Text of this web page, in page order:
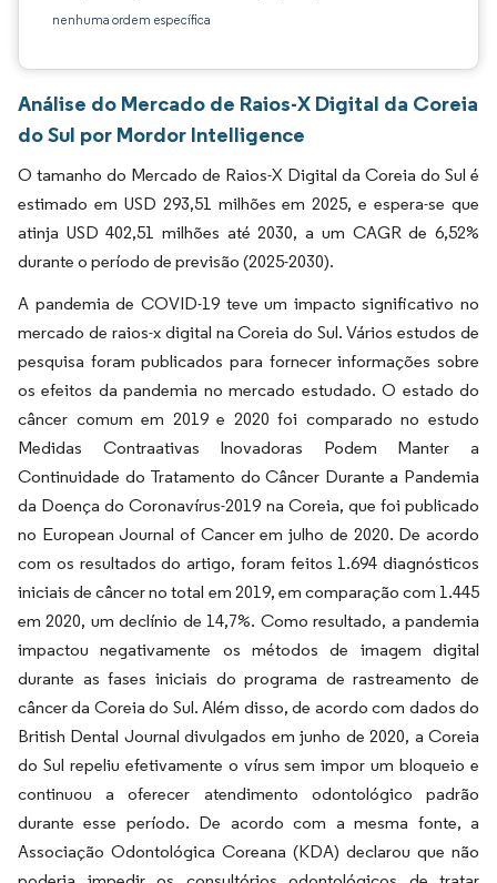
nenhuma ordem específica
Análise do Mercado de Raios-X Digital da Coreia
do Sul por Mordor Intelligence
O tamanho do Mercado de Raios-X Digital da Coreia do Sul é
estimado em USD 293,51 milhões em 2025, e espera-se que
atinja USD 402,51 milhões até 2030, a um CAGR de 6,52%
durante o período de previsão (2025-2030).
A pandemia de COVID-19 teve um impacto significativo no
mercado de raios-x digital na Coreia do Sul. Vários estudos de
pesquisa foram publicados para fornecer informações sobre
os efeitos da pandemia no mercado estudado. O estado do
câncer comum em 2019 e 2020 foi comparado no estudo
Medidas Contraativas Inovadoras Podem Manter a
Continuidade do Tratamento do Câncer Durante a Pandemia
da Doença do Coronavírus-2019 na Coreia, que foi publicado
no European Journal of Cancer em julho de 2020. De acordo
com os resultados do artigo, foram feitos 1.694 diagnósticos
iniciais de câncer no total em 2019, em comparação com 1.445
em 2020, um declínio de 14,7%. Como resultado, a pandemia
impactou negativamente os métodos de imagem digital
durante as fases iniciais do programa de rastreamento de
câncer da Coreia do Sul. Além disso, de acordo com dados do
British Dental Journal divulgados em junho de 2020, a Coreia
do Sul repeliu efetivamente o vírus sem impor um bloqueio e
continuou a oferecer atendimento odontológico padrão
durante esse período. De acordo com a mesma fonte, a
Associação Odontológica Coreana (KDA) declarou que não